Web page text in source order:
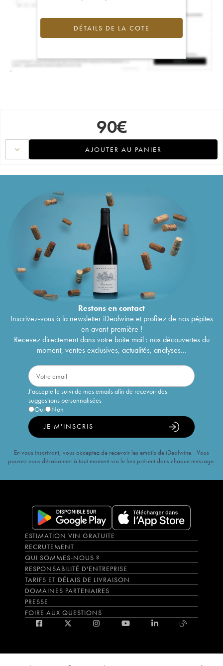
DÉTAILS DE LA COTE
90€
AJOUTER AU PANIER
Restons encontact
Inscrivez-vous à la newsletter iDealwine et profitez de nos pépites
en avant-première !
Recevez directement dans votre boîte mail : nos découvertes du
moment, ventes exclusives, actualités, analyses...
J'accepte le suivi de mes emails afin de recevoir des
suggestions personnalisées
Oui
Non
JE M'INSCRIS
En vous inscrivant, vous acceptez de recevoir les emails de iDealwine. Vous
pouvez vous désabonner à tout moment via le lien présent dans chaque message.
ESTIMATION VIN GRATUITE
RECRUTEMENT
QUI SOMMES-NOUS ?
RESPONSABILITÉ D'ENTREPRISE
TARIFS ET DÉLAIS DE LIVRAISON
DOMAINES PARTENAIRES
PRESSE
FOIRE AUX QUESTIONS